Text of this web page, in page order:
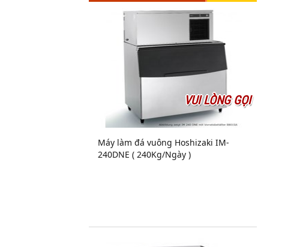
VUI LÒNG GỌI
Máy làm đá vuông Hoshizaki IM-
240DNE ( 240Kg/Ngày )